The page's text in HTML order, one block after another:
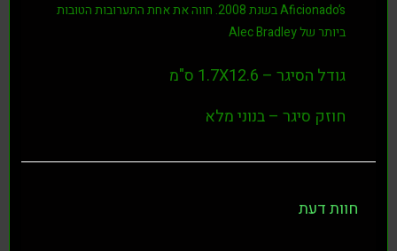
Aficionado’s בשנת 2008. חווה את אחת התערובות הטובות
ביותר של Alec Bradley
גודל הסיגר – 1.7X12.6 ס"מ
חוזק סיגר – בנוני מלא
חוות דעת